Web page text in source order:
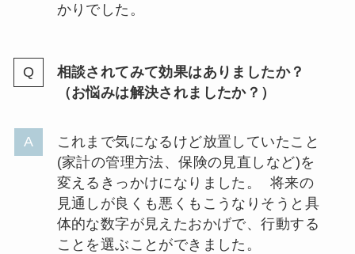
かりでした。
相談されてみて効果はありましたか？
（お悩みは解決されましたか？）
これまで気になるけど放置していたこと
(家計の管理方法、保険の見直しなど)を
変えるきっかけになりました。 将来の
見通しが良くも悪くもこうなりそうと具
体的な数字が見えたおかげで、行動する
ことを選ぶことができました。